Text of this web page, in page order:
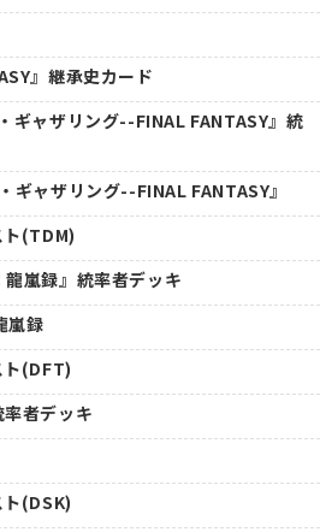
』継承史カード
ギャザリング--FINAL FANTASY』統
ギャザリング--FINAL FANTASY』
ト(TDM)
龍嵐録』統率者デッキ
嵐録
ト(DFT)
率者デッキ
ト(DSK)